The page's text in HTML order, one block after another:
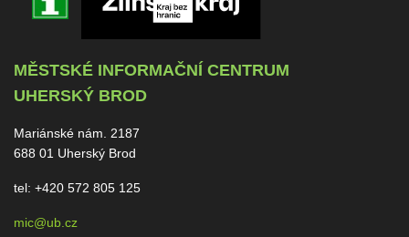
MĚSTSKÉ INFORMAČNÍ CENTRUM
UHERSKÝ BROD
Mariánské nám. 2187
688 01 Uherský Brod
tel: +420 572 805 125
mic@ub.cz